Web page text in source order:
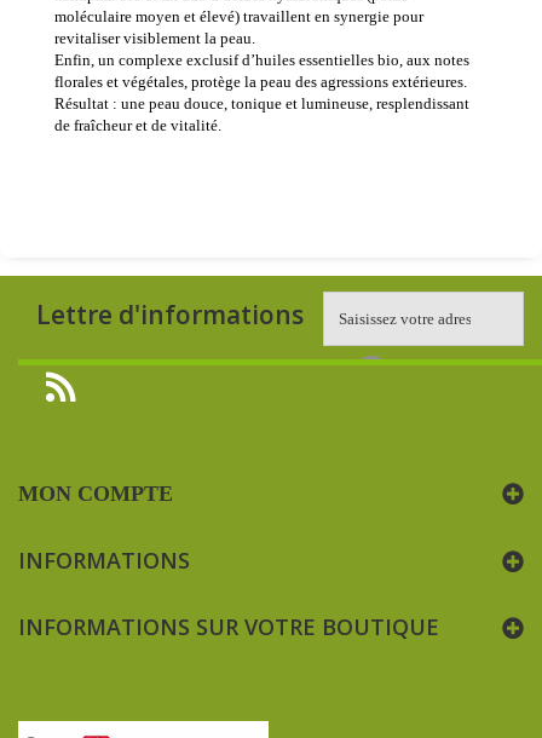
moléculaire moyen et élevé) travaillent en synergie pour
revitaliser visiblement la peau.
Enfin, un complexe exclusif d’huiles essentielles bio, aux notes
florales et végétales, protège la peau des agressions extérieures.
Résultat : une peau douce, tonique et lumineuse, resplendissant
de fraîcheur et de vitalité.
Lettre d'informations
MON COMPTE
INFORMATIONS
INFORMATIONS SUR VOTRE BOUTIQUE